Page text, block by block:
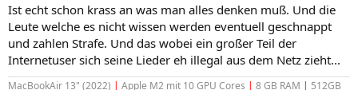
Ist echt schon krass an was man alles denken muß. Und die
Leute welche es nicht wissen werden eventuell geschnappt
und zahlen Strafe. Und das wobei ein großer Teil der
Internetuser sich seine Lieder eh illegal aus dem Netz zieht...
MacBookAir 13" (2022) | Apple M2 mit 10 GPU Cores | 8 GB RAM | 512GB